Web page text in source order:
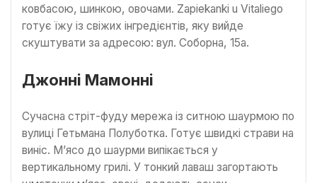
ковбасою, шинкою, овочами. Zapiekanki u Vitaliego
готує їжу із свіжих інгредієнтів, яку вийде
скуштувати за адресою: вул. Соборна, 15а.
Джонні Мамонні
Сучасна стріт-фуду мережа із ситною шаурмою по
вулиці Гетьмана Полуботка. Готує швидкі страви на
виніс. М’ясо до шаурми випікається у
вертикальному грилі. У тонкий лаваш загортають